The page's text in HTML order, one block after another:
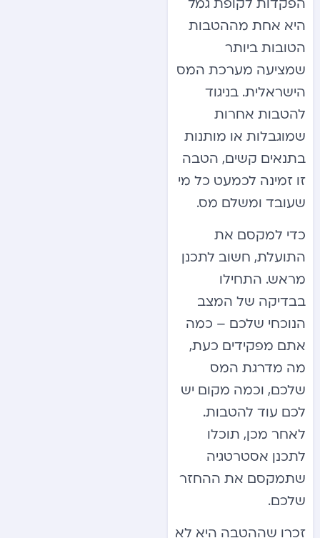
הפקדות לקופת גמל
היא אחת מההטבות
הטובות ביותר
שמציעה מערכת המס
הישראלית. בניגוד
להטבות אחרות
שמוגבלות או מותנות
בתנאים קשים, הטבה
זו זמינה לכמעט כל מי
שעובד ומשלם מס.
כדי למקסם את
התועלת, חשוב לתכנן
מראש. התחילו
בבדיקה של המצב
הנוכחי שלכם – כמה
אתם מפקידים כעת,
מה מדרגת המס
שלכם, וכמה מקום יש
לכם עוד להטבות.
לאחר מכן, תוכלו
לתכנן אסטרטגיה
שתמקסם את ההחזר
שלכם.
זכרו שההטבה היא לא